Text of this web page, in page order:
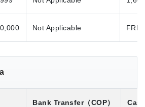
Not Applicable
Bank Transfer（COP）